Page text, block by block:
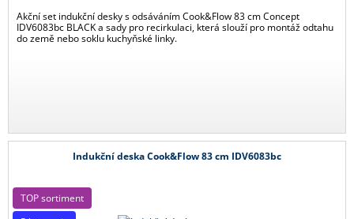
Akční set indukční desky s odsáváním Cook&Flow 83 cm Concept
IDV6083bc BLACK a sady pro recirkulaci, která slouží pro montáž odtahu
do země nebo soklu kuchyňské linky.
Indukční deska Cook&Flow 83 cm IDV6083bc
TOP sortiment